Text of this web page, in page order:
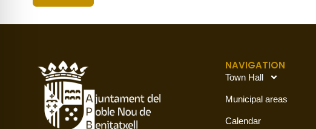
NAVIGATION
Town Hall
Municipal areas
Calendar